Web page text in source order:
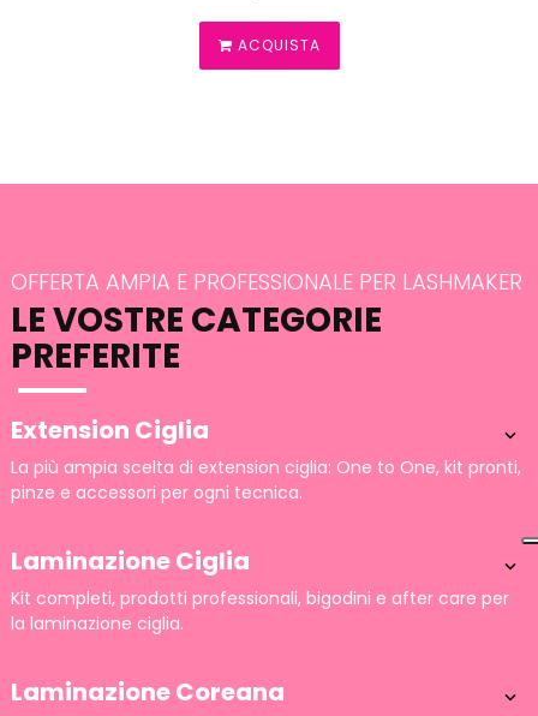
ACQUISTA
OFFERTA AMPIA E PROFESSIONALE PER LASHMAKER
LE VOSTRE CATEGORIE
PREFERITE
Extension Ciglia 
La più ampia scelta di extension ciglia: One to One, kit pronti,
pinze e accessori per ogni tecnica.
Laminazione Ciglia 
Kit completi, prodotti professionali, bigodini e after care per
la laminazione ciglia.
Laminazione Coreana 